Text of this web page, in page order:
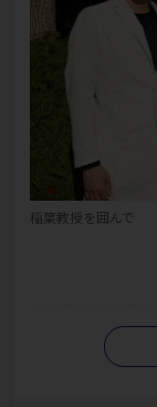
稲葉教授を囲んで